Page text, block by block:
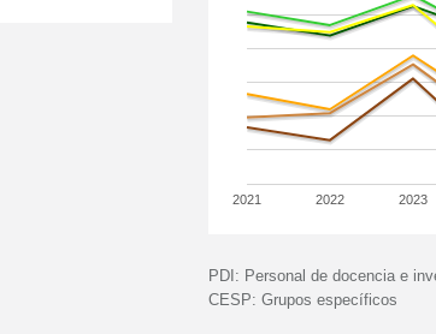
2021 2022 2023
PDI: Personal de docencia e
CESP: Grupos específicos